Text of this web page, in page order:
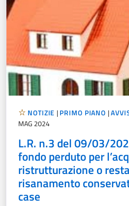
NOTIZIE |PRIMO PIANO |
MAG 2024
L.R. n.3 del 09/03/
fondo perduto per
ristrutturazione o
risanamento
case